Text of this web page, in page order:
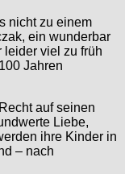
nicht zu einem
ein wunderbar
leider viel zu früh
Jahren
auf seinen
Liebe,
ihre Kinder in
– nach